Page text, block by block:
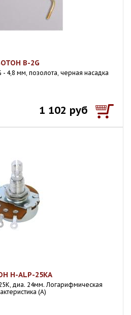
B-2G
4,8 мм, позолота, черная насадка
1 102 руб
H-ALP-25KA
диа. 24мм. Логарифмическая
(A)